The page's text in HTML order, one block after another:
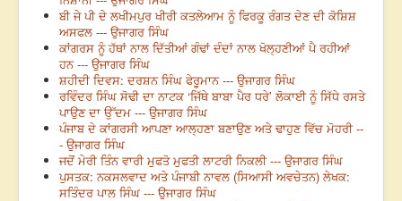
ਬੀ ਜੇ ਪੀ ਦੇ ਲਖੀਮਪੁਰ ਖੀਰੀ ਕਤਲੇਆਮ ਨੂੰ ਫਿਰਕੂ ਰੰਗਤ ਦੇਣ ਦੀ ਕੋਸ਼ਿਸ਼
ਅਸਫਲ --- ਉਜਾਗਰ ਸਿੰਘ
ਕਾਂਗਰਸ ਨੂੰ ਹੱਥਾਂ ਨਾਲ ਦਿੱਤੀਆਂ ਗੰਢਾਂ ਦੰਦਾਂ ਨਾਲ ਖੋਲ੍ਹਣੀਆਂ ਪੈ ਰਹੀਆਂ
ਹਨ --- ਉਜਾਗਰ ਸਿੰਘ
ਸ਼ਹੀਦੀ ਦਿਵਸ: ਦਰਸ਼ਨ ਸਿੰਘ ਫੇਰੂਮਾਨ --- ਉਜਾਗਰ ਸਿੰਘ
ਰਵਿੰਦਰ ਸਿੰਘ ਸੋਢੀ ਦਾ ਨਾਟਕ ‘ਜਿੱਥੇ ਬਾਬਾ ਪੈਰ ਧਰੇ’ ਲੋਕਾਈ ਨੂੰ ਸਿੱਧੇ ਰਸਤੇ
ਪਾਉਣ ਦਾ ਉੱਦਮ --- ਉਜਾਗਰ ਸਿੰਘ
ਪੰਜਾਬ ਦੇ ਕਾਂਗਰਸੀ ਆਪਣਾ ਆਲ੍ਹਣਾ ਬਣਾਉਣ ਅਤੇ ਢਾਹੁਣ ਵਿੱਚ ਮੋਹਰੀ --
- ਉਜਾਗਰ ਸਿੰਘ
ਜਦੋਂ ਮੇਰੀ ਤਿੰਨ ਵਾਰੀ ਮੁਫਤੋ ਮੁਫਤੀ ਲਾਟਰੀ ਨਿਕਲੀ --- ਉਜਾਗਰ ਸਿੰਘ
ਪੁਸਤਕ: ਨਕਸਲਵਾਦ ਅਤੇ ਪੰਜਾਬੀ ਨਾਵਲ (ਸਿਆਸੀ ਅਵਚੇਤਨ) ਲੇਖਕ:
ਸਤਿੰਦਰ ਪਾਲ ਸਿੰਘ --- ਉਜਾਗਰ ਸਿੰਘ